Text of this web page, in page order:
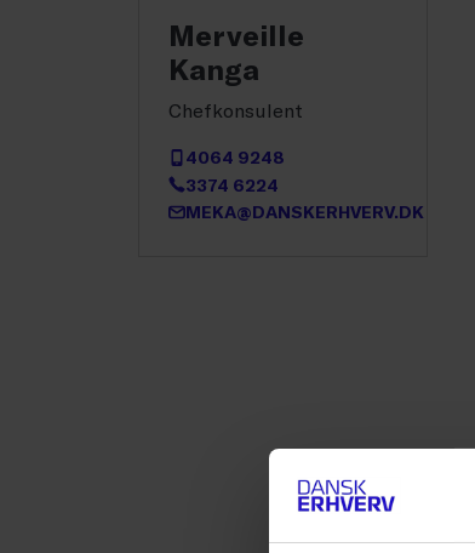
Merveille
Kanga
Chefkonsulent
4064 9248
3374 6224
MEKA@DANSKERHVERV.DK